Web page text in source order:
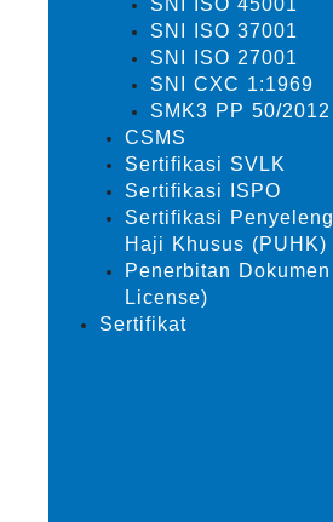
SNI ISO 45001
SNI ISO 37001
SNI ISO 27001
SNI CXC 1:1969
SMK3 PP 50/2012
CSMS
Sertifikasi SVLK
Sertifikasi ISPO
Sertifikasi
Haji Khusus (PUHK)
Penerbitan
License)
Sertifikat